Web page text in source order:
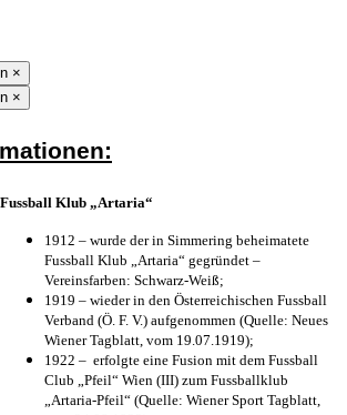
×
×
Fussball Klub „Artaria“
1912 – wurde der in Simmering beheimatete
Fussball Klub „Artaria“ gegründet –
Vereinsfarben: Schwarz-Weiß;
1919 – wieder in den Österreichischen Fussball
Verband (Ö. F. V.) aufgenommen (Quelle: Neues
Wiener Tagblatt, vom 19.07.1919);
1922 – erfolgte eine Fusion mit dem Fussball
Club „Pfeil“ Wien (III) zum Fussballklub
„Artaria-Pfeil“ (Quelle: Wiener Sport Tagblatt,